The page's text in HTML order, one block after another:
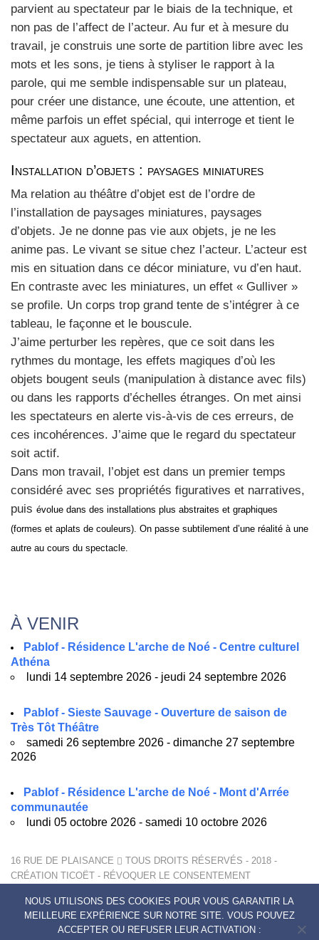
par­vient au spec­ta­teur par le biais de la tech­nique, et
non pas de l’affect de l’acteur. Au fur et à mesure du
tra­vail, je construis une sorte de par­ti­tion libre avec les
mots et les sons, je tiens à sty­li­ser le rap­port à la
parole, qui me semble indis­pen­sable sur un pla­teau,
pour créer une dis­tance, une écoute, une atten­tion, et
même par­fois un effet spé­cial, qui inter­roge et tient le
spec­ta­teur aux aguets, en atten­tion.
Installation d’objets : paysages miniatures
Ma rela­tion au théâtre d’objet est de l’ordre de
l’installation de pay­sages minia­tures, pay­sages
d’objets. Je ne donne pas vie aux objets, je ne les
anime pas. Le vivant se situe chez l’acteur. L’acteur est
mis en situa­tion dans ce décor minia­ture, vu d’en haut.
En contraste avec les minia­tures, un effet « Gul­li­ver »
se pro­file. Un corps trop grand tente de s’intégrer à ce
tableau, le façonne et le bous­cule.
J’aime per­tur­ber les repères, que ce soit dans les
rythmes du mon­tage, les effets magiques d’où les
objets bougent seuls (mani­pu­la­tion à dis­tance avec fils)
ou dans les rap­ports d’échelles étranges. On met ain­si
les spec­ta­teurs en alerte vis-à-vis de ces erreurs, de
ces inco­hé­rences. J’aime que le regard du spec­ta­teur
soit actif.
Dans mon tra­vail, l’objet est dans un pre­mier temps
consi­dé­ré avec ses pro­prié­tés figu­ra­tives et nar­ra­tives,
puis évo­lue dans des ins­tal­la­tions plus abs­traites et gra­phiques
(formes et aplats de cou­leurs). On passe sub­ti­le­ment d’une réa­li­té à une
autre au cours du spec­tacle.
À VENIR
Pablof - Résidence L'arche de Noé - Centre culturel
Athéna
lundi 14 septembre 2026 - jeudi 24 septembre 2026
Pablof - Sieste Sauvage - Ouverture de saison de
Très Tôt Théâtre
samedi 26 septembre 2026 - dimanche 27 septembre
2026
Pablof - Résidence L'arche de Noé - Mont d'Arrée
communautée
lundi 05 octobre 2026 - samedi 10 octobre 2026
16 RUE DE PLAISANCE
TOUS DROITS RÉSERVÉS - 2018 -
CRÉATION TICOËT - RÉVOQUER LE CONSENTEMENT
MENTIONS LÉGALES
POLITIQUE DE CONFIDENTIALITÉ
NOUS UTILISONS DES COOKIES POUR VOUS GARANTIR LA
MEILLEURE EXPÉRIENCE SUR NOTRE SITE. VOUS POUVEZ
ACCEPTER OU REFUSER LEUR ACTIVATION :